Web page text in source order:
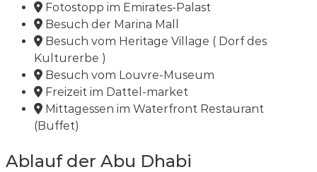
Fotostopp im Emirates-Palast
Besuch der Marina Mall
Besuch vom Heritage Village ( Dorf des
Kulturerbe )
Besuch vom Louvre-Museum
Freizeit im Dattel-market
Mittagessen im Waterfront Restaurant
(Buffet)
Ablauf der Abu Dhabi